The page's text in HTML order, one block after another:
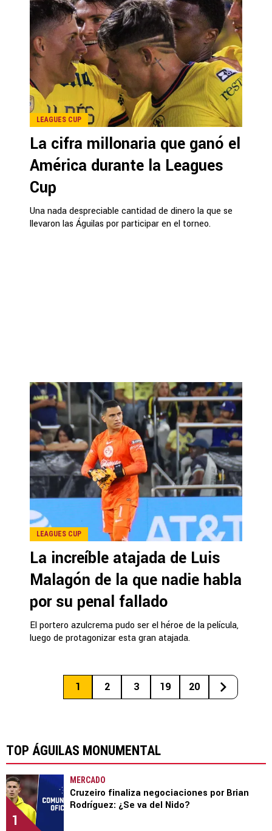
LEAGUES CUP
La cifra millonaria que ganó el
América durante la Leagues
Cup
Una nada despreciable cantidad de dinero la que se
llevaron las Águilas por participar en el torneo.
LEAGUES CUP
La increíble atajada de Luis
Malagón de la que nadie habla
por su penal fallado
El portero azulcrema pudo ser el héroe de la película,
luego de protagonizar esta gran atajada.
1 2 3 19 20
TOP ÁGUILAS MONUMENTAL
1
MERCADO
Cruzeiro finaliza negociaciones por Brian
Rodríguez: ¿Se va del Nido?